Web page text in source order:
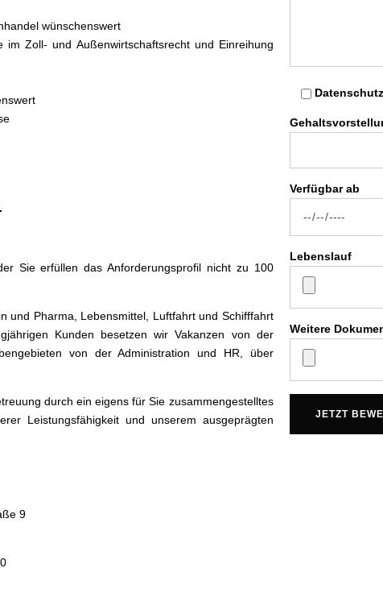
wünschenswert
im Zoll- und Außenwirtschaftsrecht und Einreihung
Sie erfüllen das Anforderungsprofil nicht zu 100
und Pharma, Lebensmittel, Luftfahrt und Schifffahrt
Kunden besetzen wir Vakanzen von der
von der Administration und HR, über
durch ein eigens für Sie zusammengestelltes
Leistungsfähigkeit und unserem ausgeprägten
Verfügbar ab
Lebenslauf
Weitere
9